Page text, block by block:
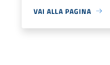
VAI ALLA PAGINA